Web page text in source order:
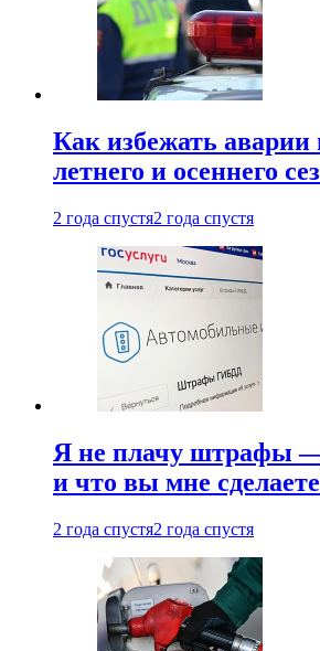
Как избежать аварии
летнего и осеннего
2 года спустя2 года спустя
Я не плачу штрафы
и что вы мне
2 года спустя2 года спустя